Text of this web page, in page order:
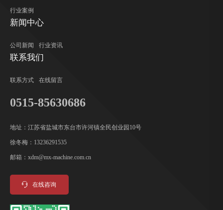
行业案例
新闻中心
公司新闻 行业资讯
联系我们
联系方式 在线留言
0515-85630686
地址：江苏省盐城市东台市许河镇全民创业园10号
徐冬梅：13236291535
邮箱：xdm@mx-machine.com.cn
在线咨询